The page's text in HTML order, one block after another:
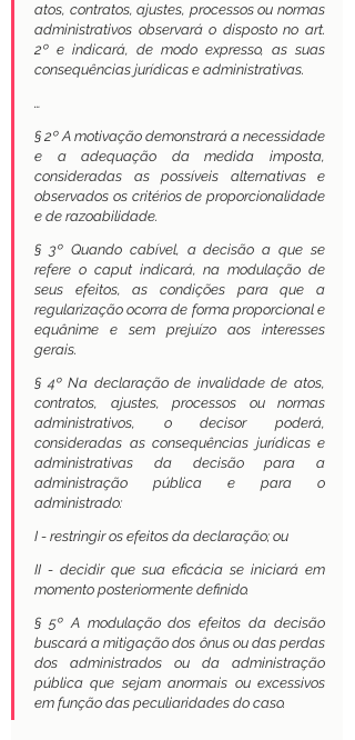
atos, contratos, ajustes, processos ou normas
administrativos observará o disposto no art.
2º e indicará, de modo expresso, as suas
consequências jurídicas e administrativas.
…
§ 2º A motivação demonstrará a necessidade
e a adequação da medida imposta,
consideradas as possíveis alternativas e
observados os critérios de proporcionalidade
e de razoabilidade.
§ 3º Quando cabível, a decisão a que se
refere o caput indicará, na modulação de
seus efeitos, as condições para que a
regularização ocorra de forma proporcional e
equânime e sem prejuízo aos interesses
gerais.
§ 4º Na declaração de invalidade de atos,
contratos, ajustes, processos ou normas
administrativos, o decisor poderá,
consideradas as consequências jurídicas e
administrativas da decisão para a
administração pública e para o
administrado:
I - restringir os efeitos da declaração; ou
II - decidir que sua eficácia se iniciará em
momento posteriormente definido.
§ 5º A modulação dos efeitos da decisão
buscará a mitigação dos ônus ou das perdas
dos administrados ou da administração
pública que sejam anormais ou excessivos
em função das peculiaridades do caso.